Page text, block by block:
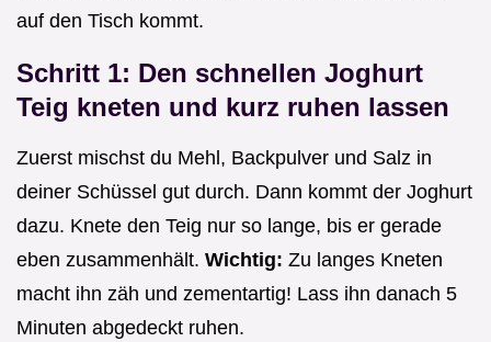
auf den Tisch kommt.
Schritt 1: Den schnellen Joghurt
Teig kneten und kurz ruhen lassen
Zuerst mischst du Mehl, Backpulver und Salz in
deiner Schüssel gut durch. Dann kommt der Joghurt
dazu. Knete den Teig nur so lange, bis er gerade
eben zusammenhält. Wichtig: Zu langes Kneten
macht ihn zäh und zementartig! Lass ihn danach 5
Minuten abgedeckt ruhen.